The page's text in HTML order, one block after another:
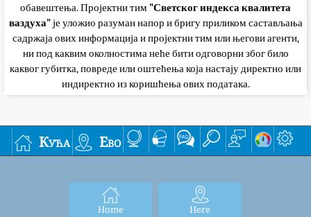
обавештења. Пројектни тим "Светског индекса квалитета
ваздуха"је уложио разуман напор и бригу приликом састављања
садржаја ових информација и пројектни тим или његови агенти,
ни под каквим околностима неће бити одговорни због било
каквог губитка, повреде или оштећења која настају директно или
индиректно из коришћења ових података.
Кућа Ево
Home Here